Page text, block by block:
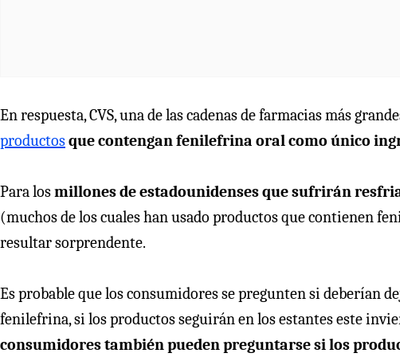
En respuesta, CVS, una de las cadenas de farmacias más
productosque contengan fenilefrina oral como único
Para losmillones de estadounidenses que sufrirán
(muchos de los cuales han usado productos que contienen
resultar sorprendente.
Es probable que los consumidores se pregunten si deberían
fenilefrina, si los productos seguirán en los estantes este
consumidores también pueden preguntarse si los